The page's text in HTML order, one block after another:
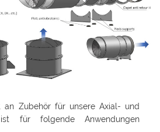
an Zubehör für unsere Axial- und
ist für folgende Anwendungen